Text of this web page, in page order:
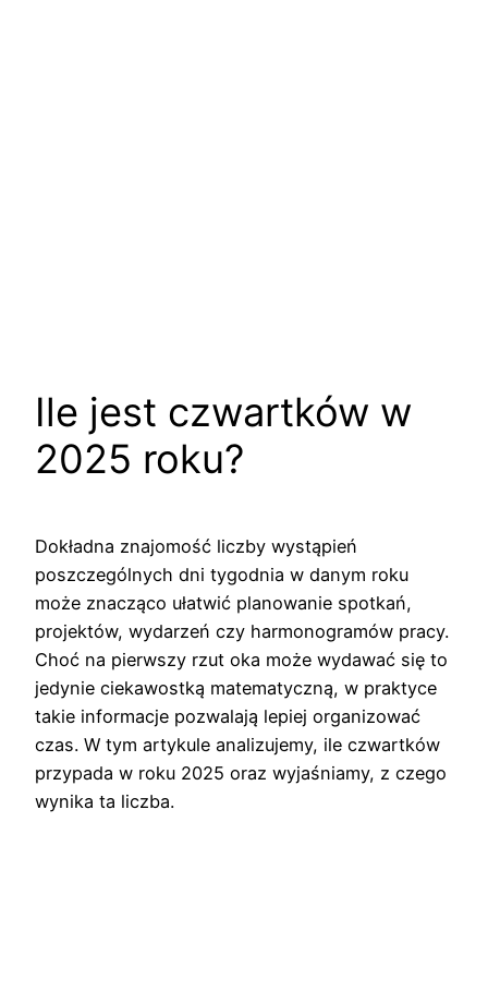
Ile jest czwartków w
2025 roku?
Dokładna znajomość liczby wystąpień
poszczególnych dni tygodnia w danym roku
może znacząco ułatwić planowanie spotkań,
projektów, wydarzeń czy harmonogramów pracy.
Choć na pierwszy rzut oka może wydawać się to
jedynie ciekawostką matematyczną, w praktyce
takie informacje pozwalają lepiej organizować
czas. W tym artykule analizujemy, ile czwartków
przypada w roku 2025 oraz wyjaśniamy, z czego
wynika ta liczba.